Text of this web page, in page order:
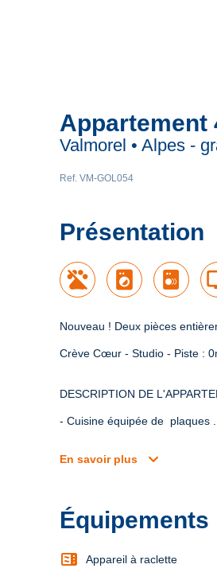
Appartement
Valmorel • Alpes -
Ref. VM-GOL054
Présentation
local_laundry_service
Nouveau ! Deux pièces
Crève Cœur - Studio - Piste :
DESCRIPTION DE
- Cuisine équipée de  plaques ...
En savoir plus expand_more
Équipements
microwave Appareil à raclette